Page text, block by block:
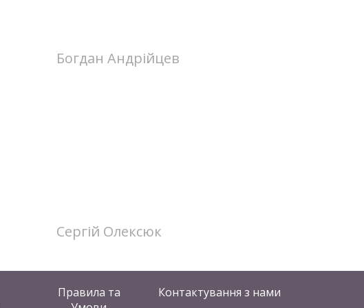
Богдан Андрійцев
Сергій Олексюк
Правила та
Контактування з нами